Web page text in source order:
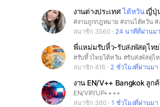
งานต่างประเทศไต้หวันญี่ปุ่น (คุณ
สมาชิก 3560
24 นาทีที่ผ่านมา
พี่แหม่มรับหิ้ว-รับส่งพัสดุไทย
สมาชิก 416
2 ชั่วโมงที่ผ่านมา
งาน EN/V++ Bangkok ลูก
EN/VIP/UP++++
สมาชิก 380
1 ชั่วโมงที่ผ่านมา